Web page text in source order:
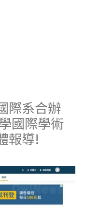
際系合辦
國際學術
報導!